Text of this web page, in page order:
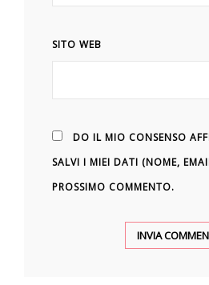
SITO WEB
DO IL MIO CONSENSO
SALVI I MIEI DATI (NOME,
PROSSIMO COMMENTO.